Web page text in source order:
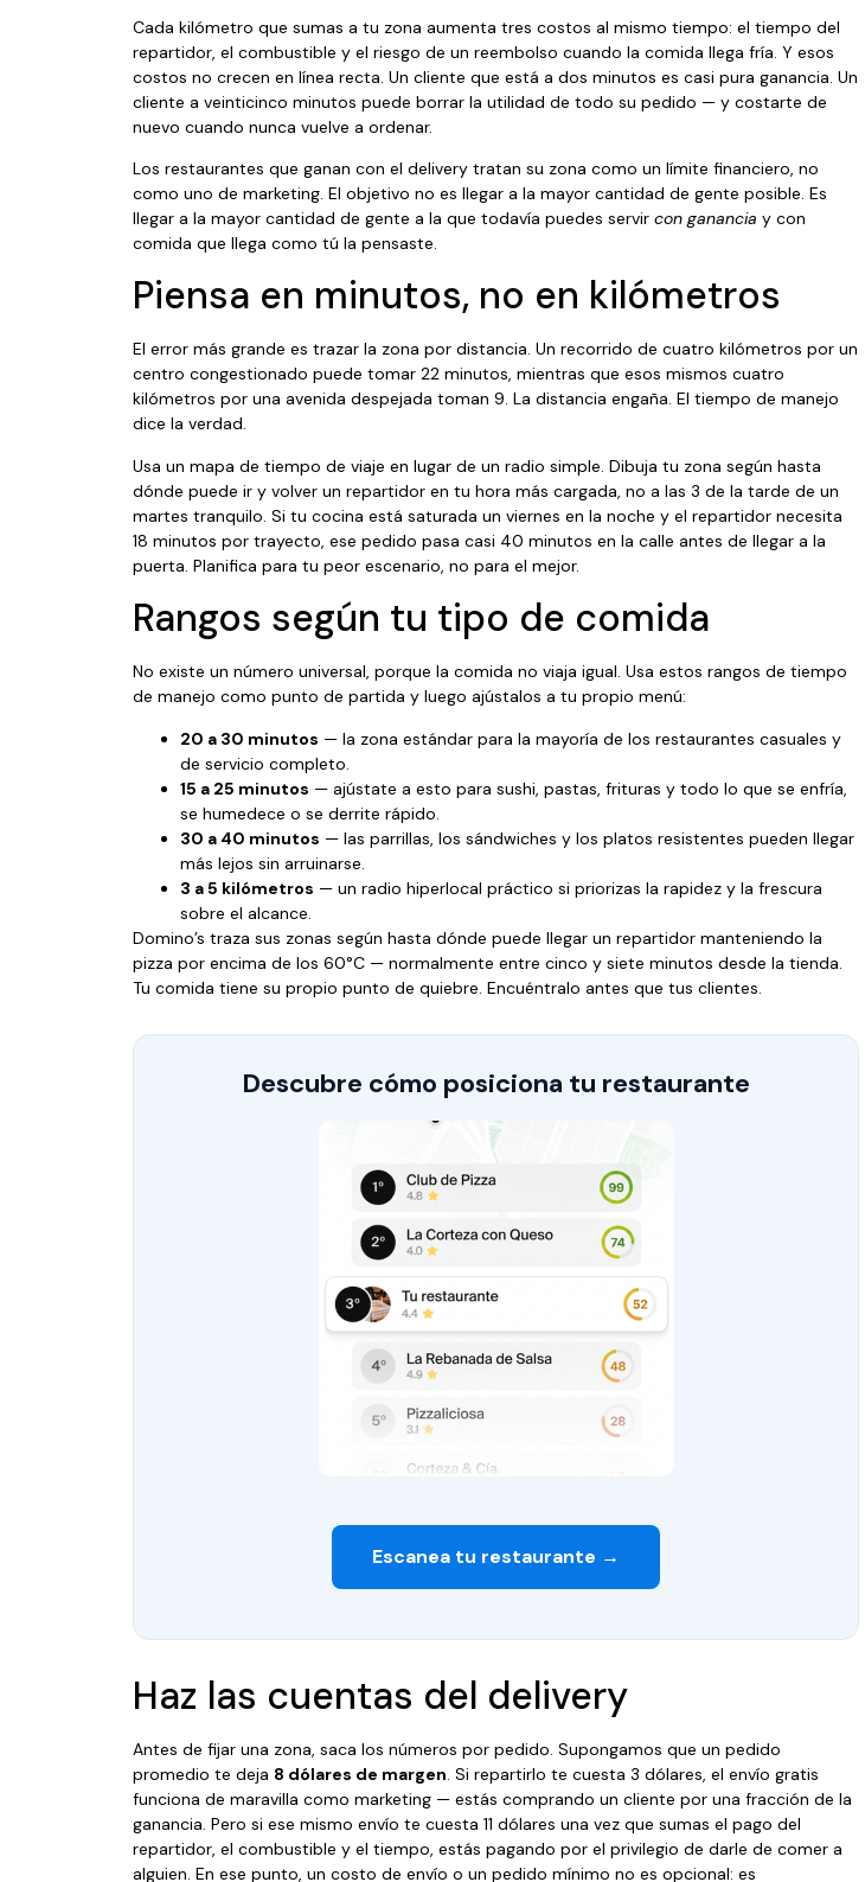
Cada kilómetro que sumas a tu zona aumenta tres costos al mismo tiempo: el tiempo del
repartidor, el combustible y el riesgo de un reembolso cuando la comida llega fría. Y esos
costos no crecen en línea recta. Un cliente que está a dos minutos es casi pura ganancia. Un
cliente a veinticinco minutos puede borrar la utilidad de todo su pedido — y costarte de
nuevo cuando nunca vuelve a ordenar.
Los restaurantes que ganan con el delivery tratan su zona como un límite financiero, no
como uno de marketing. El objetivo no es llegar a la mayor cantidad de gente posible. Es
llegar a la mayor cantidad de gente a la que todavía puedes servir con ganancia y con
comida que llega como tú la pensaste.
Piensa en minutos, no en kilómetros
El error más grande es trazar la zona por distancia. Un recorrido de cuatro kilómetros por un
centro congestionado puede tomar 22 minutos, mientras que esos mismos cuatro
kilómetros por una avenida despejada toman 9. La distancia engaña. El tiempo de manejo
dice la verdad.
Usa un mapa de tiempo de viaje en lugar de un radio simple. Dibuja tu zona según hasta
dónde puede ir y volver un repartidor en tu hora más cargada, no a las 3 de la tarde de un
martes tranquilo. Si tu cocina está saturada un viernes en la noche y el repartidor necesita
18 minutos por trayecto, ese pedido pasa casi 40 minutos en la calle antes de llegar a la
puerta. Planifica para tu peor escenario, no para el mejor.
Rangos según tu tipo de comida
No existe un número universal, porque la comida no viaja igual. Usa estos rangos de tiempo
de manejo como punto de partida y luego ajústalos a tu propio menú:
20 a 30 minutos — la zona estándar para la mayoría de los restaurantes casuales y
de servicio completo.
15 a 25 minutos — ajústate a esto para sushi, pastas, frituras y todo lo que se enfría,
se humedece o se derrite rápido.
30 a 40 minutos — las parrillas, los sándwiches y los platos resistentes pueden llegar
más lejos sin arruinarse.
3 a 5 kilómetros — un radio hiperlocal práctico si priorizas la rapidez y la frescura
sobre el alcance.
Domino’s traza sus zonas según hasta dónde puede llegar un repartidor manteniendo la
pizza por encima de los 60°C — normalmente entre cinco y siete minutos desde la tienda.
Tu comida tiene su propio punto de quiebre. Encuéntralo antes que tus clientes.
Descubre cómo posiciona tu restaurante
Escanea tu restaurante →
Haz las cuentas del delivery
Antes de fijar una zona, saca los números por pedido. Supongamos que un pedido
promedio te deja 8 dólares de margen. Si repartirlo te cuesta 3 dólares, el envío gratis
funciona de maravilla como marketing — estás comprando un cliente por una fracción de la
ganancia. Pero si ese mismo envío te cuesta 11 dólares una vez que sumas el pago del
repartidor, el combustible y el tiempo, estás pagando por el privilegio de darle de comer a
alguien. En ese punto, un costo de envío o un pedido mínimo no es opcional: es